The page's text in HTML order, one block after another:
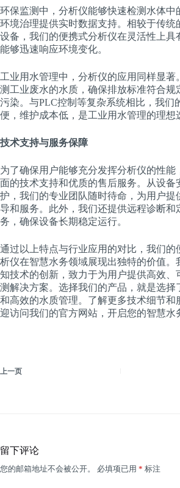
环保监测中，分析仪能够快速检测水体中
环境治理提供实时数据支持。相较于传统
设备，我们的便携式分析仪在灵活性上具
能够迅速响应环境变化。
工业用水管理中，分析仪的应用同样显著
测工业废水的水质，确保排放标准符合规
污染。与PLC控制等复杂系统相比，我们
便，维护成本低，是工业用水管理的理想
技术支持与服务保障
为了确保用户能够充分发挥分析仪的性能
面的技术支持和优质的售后服务。从设备
护，我们的专业团队随时待命，为用户提
导和服务。此外，我们还提供远程诊断和
务，确保设备长期稳定运行。
通过以上特点与行业应用的对比，我们的
析仪在智慧水务领域展现出独特的价值。
知技术的创新，致力于为用户提供高效、
测解决方案。选择我们的产品，就是选择
和高效的水质管理。了解更多技术细节和
迎访问我们的官方网站，开启您的智慧水
上一页
留下评论
您的邮箱地址不会被公开。 必填项已用 * 标注